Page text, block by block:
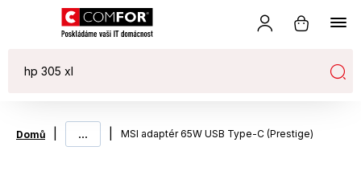
Domů ... MSI adaptér 65W USB Type-C (Prestige)